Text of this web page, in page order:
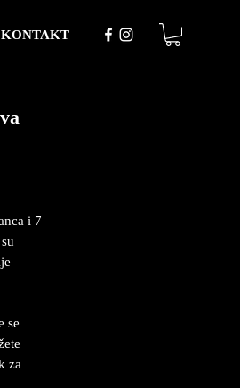
KONTAKT
i 7
se
za